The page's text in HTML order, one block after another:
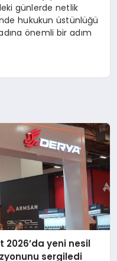
günlerde netlik
hukukun üstünlüğü
önemli bir adım
2026’da yeni nesil
sergiledi